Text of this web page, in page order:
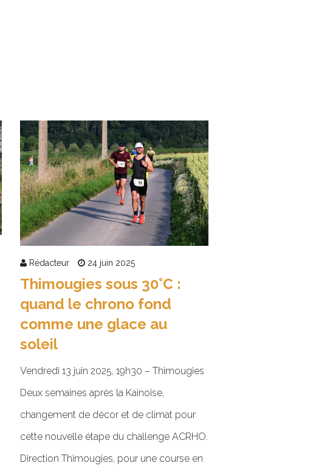
Rédacteur 24 juin 2025
Thimougies sous 30°C :
quand le chrono fond
comme une glace au
soleil
Vendredi 13 juin 2025, 19h30 – Thimougies
Deux semaines après la Kainoise,
changement de décor et de climat pour
cette nouvelle étape du challenge ACRHO.
Direction Thimougies, pour une course en